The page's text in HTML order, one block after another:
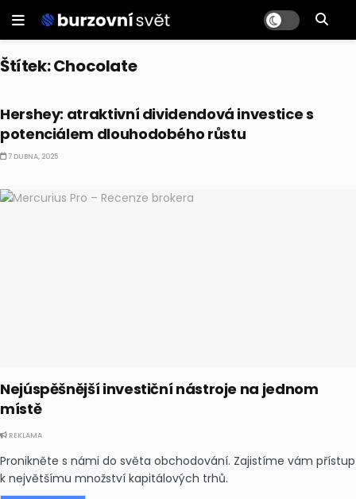
Štítek:Chocolate
Hershey: atraktivní dividendová investice s
potenciálem dlouhodobého růstu
7 DUBNA, 2025
Nejúspěšnější investiční nástroje na jednom
místě
REKLAMA
Pronikněte s námi do světa obchodování. Zajistíme vám přístup
k největšímu množství kapitálových trhů.